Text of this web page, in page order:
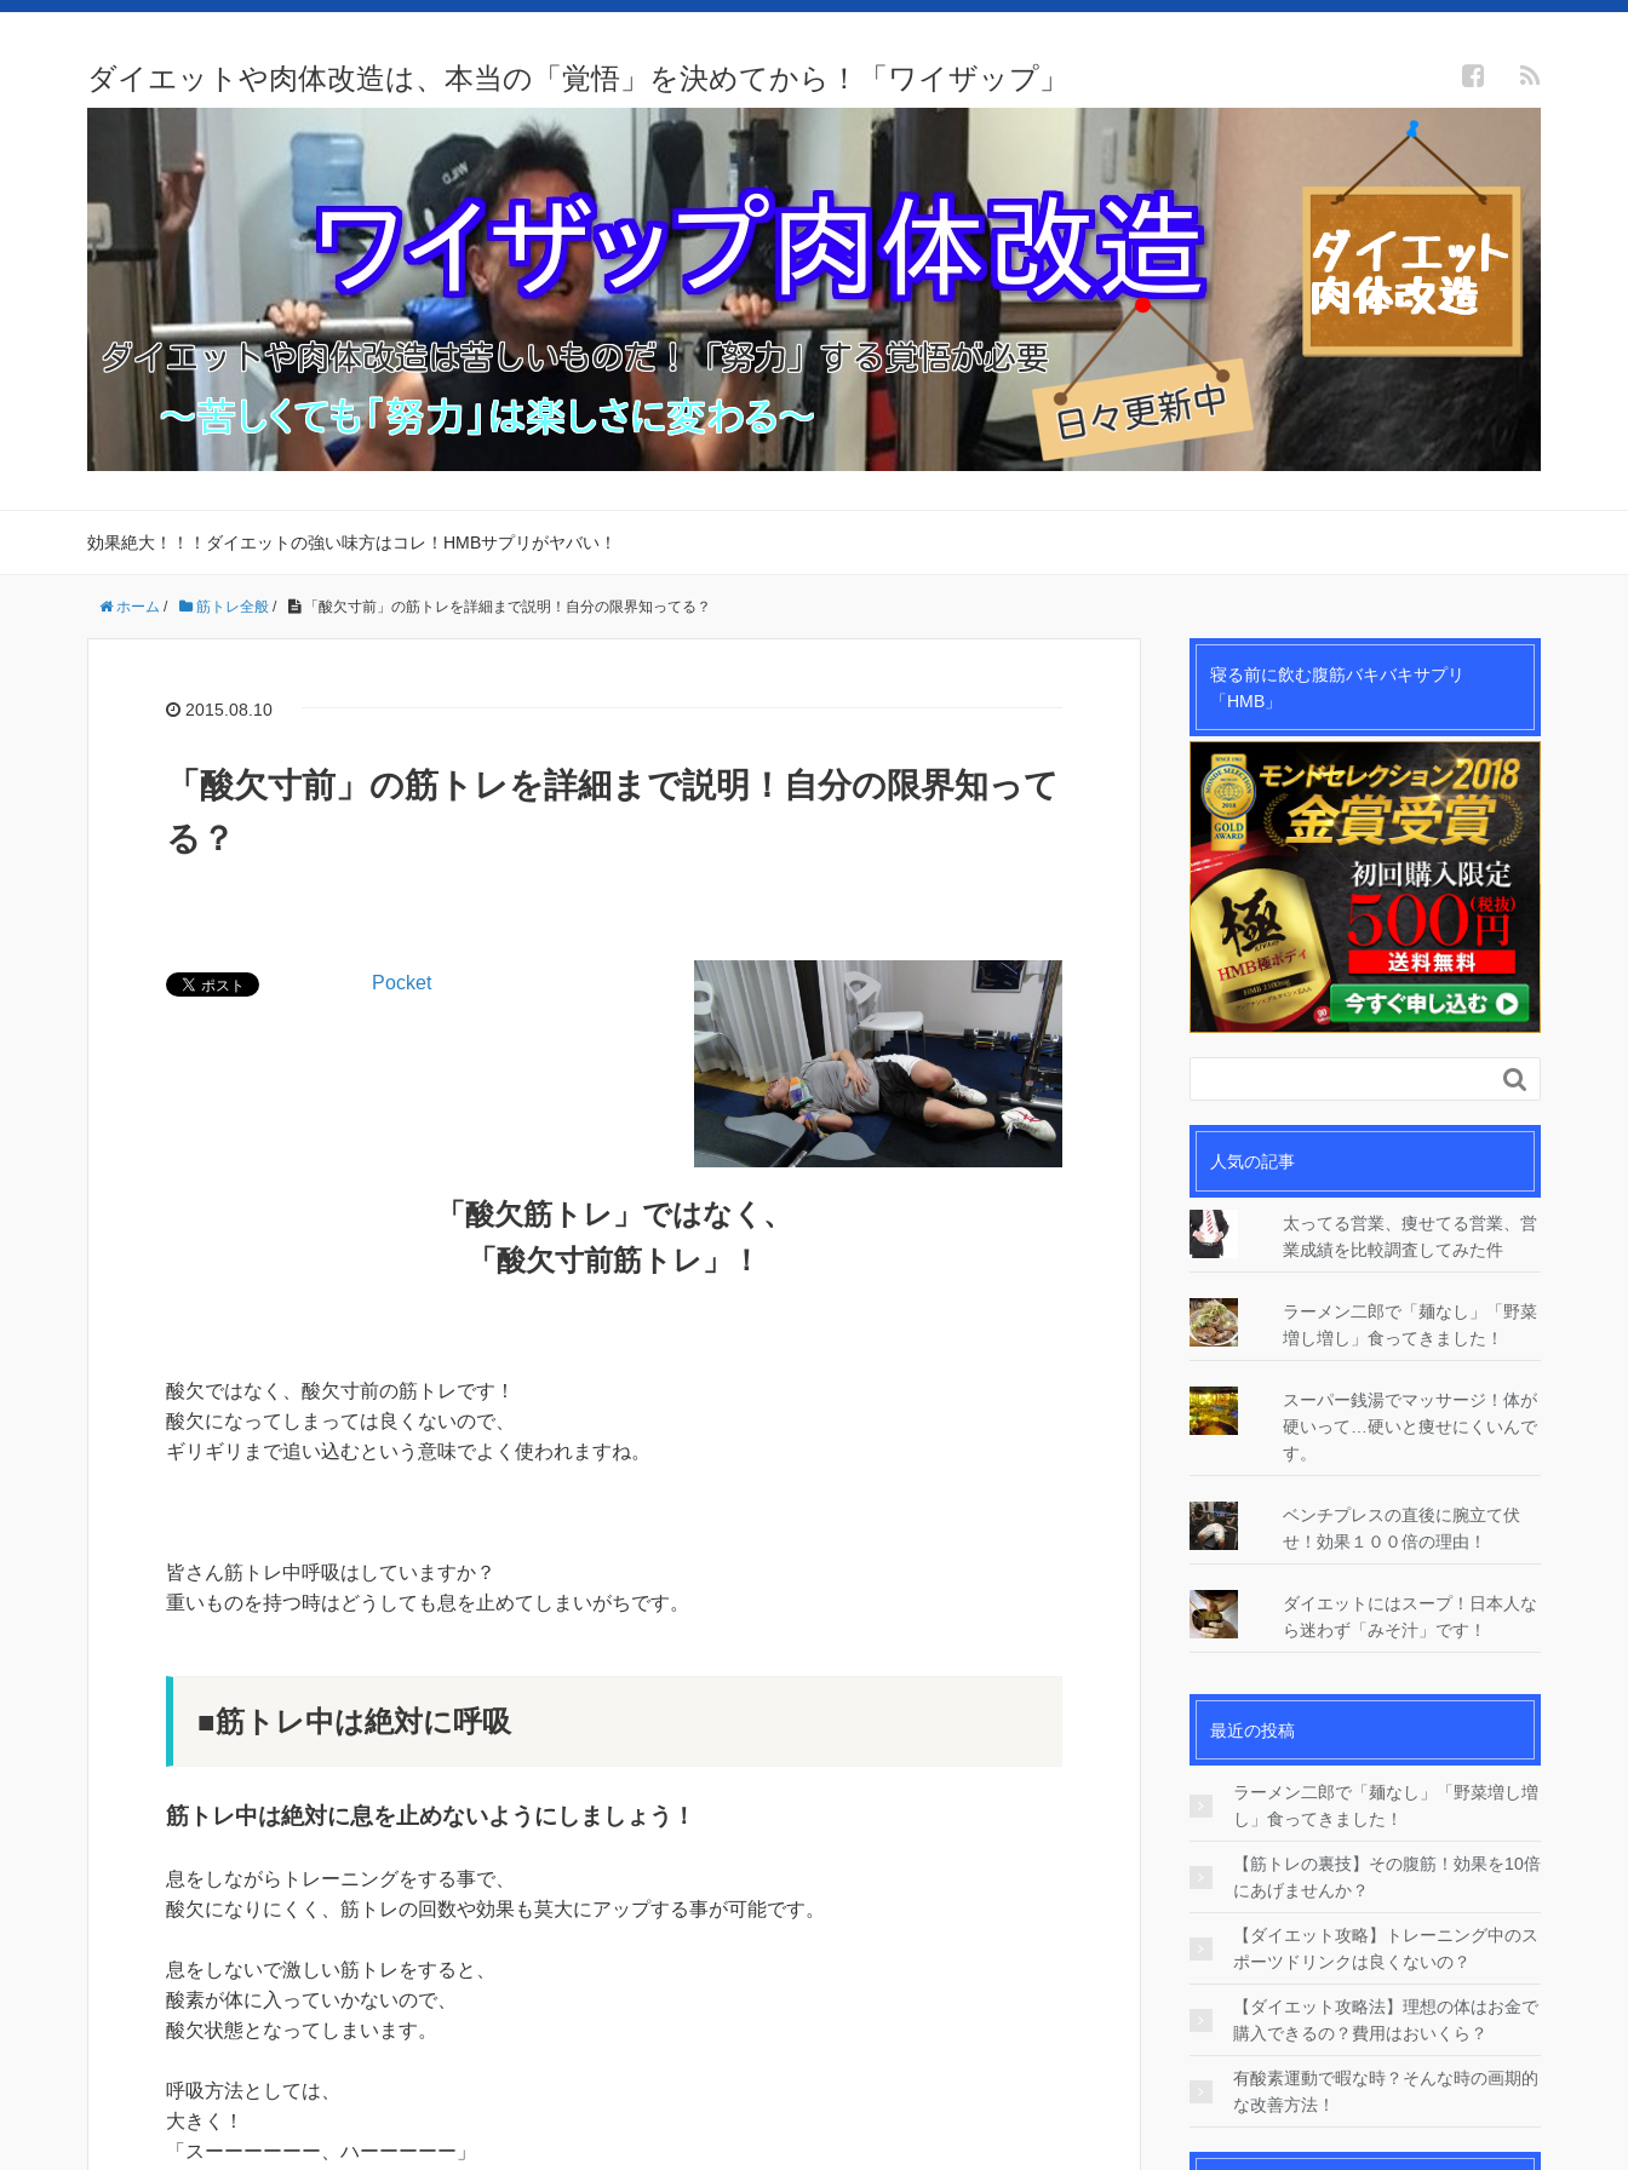
ダイエットや肉体改造は、本当の「覚悟」を決めてから！「ワイザップ」
効果絶大！！！ダイエットの強い味方はコレ！HMBサプリがヤバい！
ホーム / 筋トレ全般 / 「酸欠寸前」の筋トレを詳細まで説明！自分の限界知ってる？
2015.08.10
「酸欠寸前」の筋トレを詳細まで説明！自分の限界知って
る？
Pocket
「酸欠筋トレ」ではなく、
「酸欠寸前筋トレ」！
酸欠ではなく、酸欠寸前の筋トレです！
酸欠になってしまっては良くないので、
ギリギリまで追い込むという意味でよく使われますね。
皆さん筋トレ中呼吸はしていますか？
重いものを持つ時はどうしても息を止めてしまいがちです。
■筋トレ中は絶対に呼吸
筋トレ中は絶対に息を止めないようにしましょう！
息をしながらトレーニングをする事で、
酸欠になりにくく、筋トレの回数や効果も莫大にアップする事が可能です。
息をしないで激しい筋トレをすると、
酸素が体に入っていかないので、
酸欠状態となってしまいます。
呼吸方法としては、
大きく！
「スーーーーーー、ハーーーーー」
寝る前に飲む腹筋バキバキサプリ
「HMB」

人気の記事
太ってる営業、痩せてる営業、営
業成績を比較調査してみた件
ラーメン二郎で「麺なし」「野菜
増し増し」食ってきました！
スーパー銭湯でマッサージ！体が
硬いって…硬いと痩せにくいんで
す。
ベンチプレスの直後に腕立て伏
せ！効果１００倍の理由！
ダイエットにはスープ！日本人な
ら迷わず「みそ汁」です！
最近の投稿
ラーメン二郎で「麺なし」「野菜増し増
し」食ってきました！
【筋トレの裏技】その腹筋！効果を10倍
にあげませんか？
【ダイエット攻略】トレーニング中のス
ポーツドリンクは良くないの？
【ダイエット攻略法】理想の体はお金で
購入できるの？費用はおいくら？
有酸素運動で暇な時？そんな時の画期的
な改善方法！